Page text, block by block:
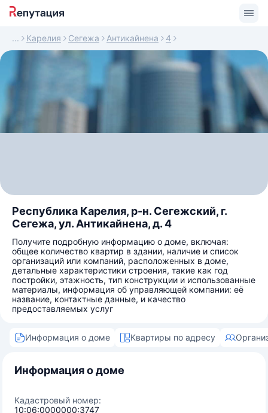
Карелия Сегежа Антикайнена 4
Республика Карелия, р-н. Сегежский, г.
Сегежа, ул. Антикайнена, д. 4
Получите подробную информацию о доме, включая:
общее количество квартир в здании, наличие и список
организаций или компаний, расположенных в доме,
детальные характеристики строения, такие как год
постройки, этажность, тип конструкции и использованные
материалы, информация об управляющей компании: её
название, контактные данные, и качество
предоставляемых услуг
Информация о доме Квартиры по адресу
Информация о доме
Кадастровый номер:
10:06:0000000:3747